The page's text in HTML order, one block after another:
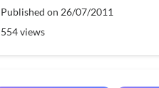
Published on 26/07/2011
554views